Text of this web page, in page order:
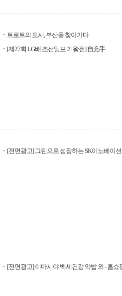
트로트의 도시, 부산을 찾아가다
[제27회 LG배 조선일보 기왕전] 自充手
[전면광고] 그린으로 성장하는 SK이노베이
[전면광고] 이마시야 백세건강 약밥 외 - 홈쇼